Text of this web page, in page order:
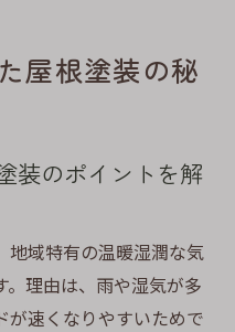
屋根塗装の秘
装のポイントを解
地域特有の温暖湿潤な気
理由は、雨や湿気が多
が速くなりやすいためで